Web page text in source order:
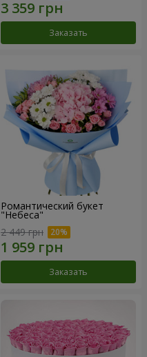
Заказать
Романтический букет
"Небеса"
2 449 грн
Заказать